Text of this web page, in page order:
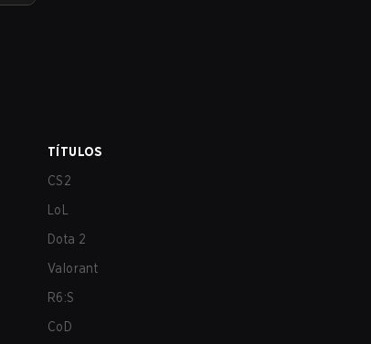
TÍTULOS
CS2
LoL
Dota 2
Valorant
R6:S
CoD